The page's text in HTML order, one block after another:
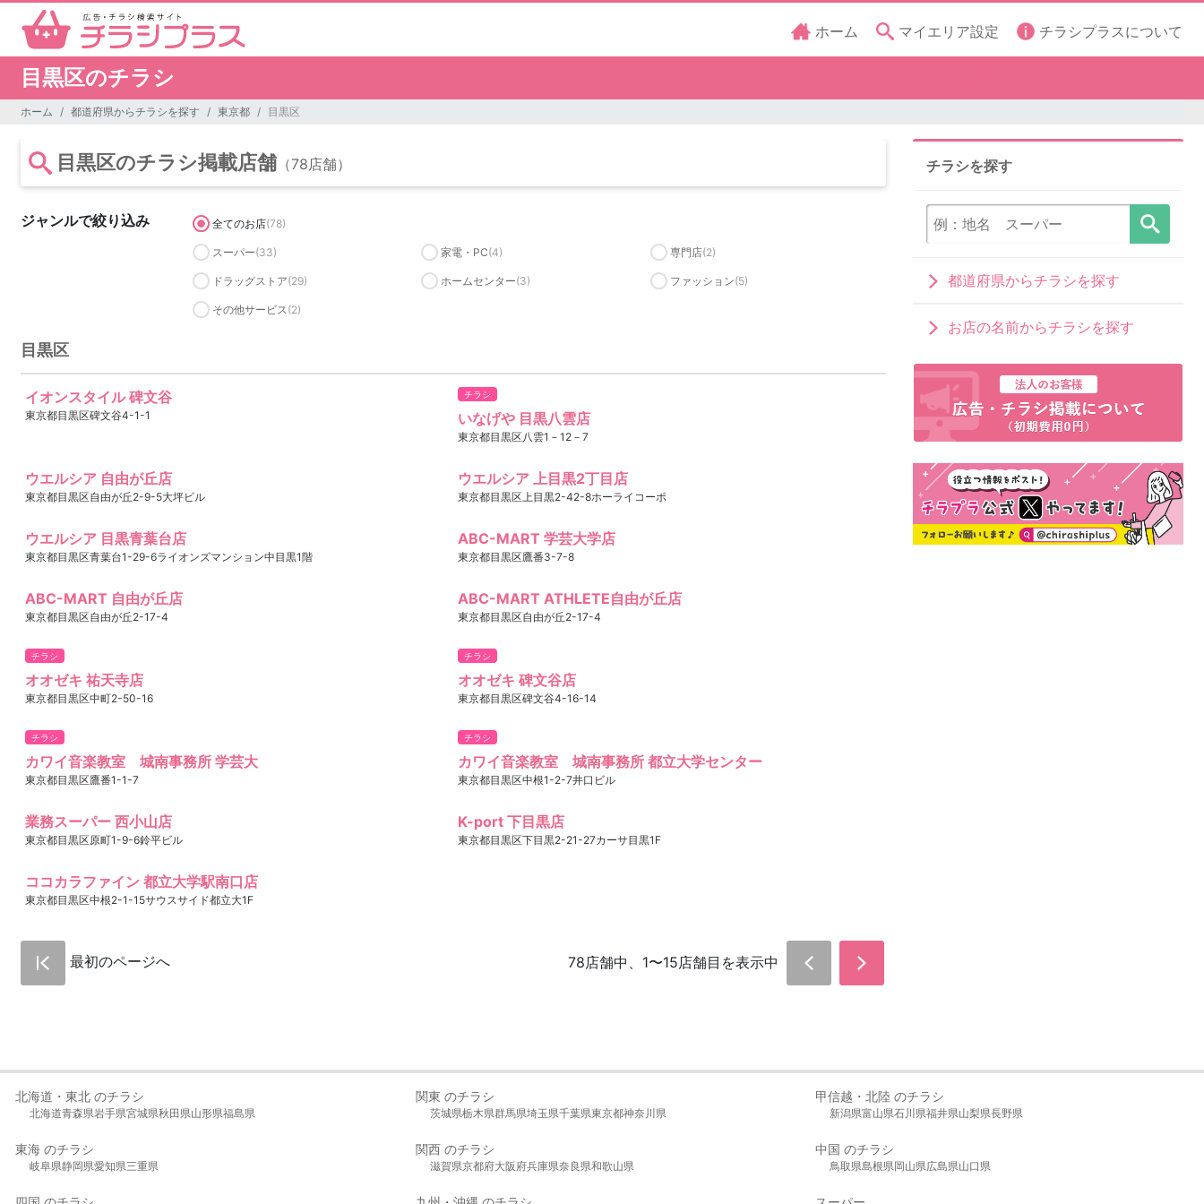
ホーム マイエリア設定 チラシプラスについて
目黒区のチラシ
ホーム 都道府県からチラシを探す 東京都 目黒区
目黒区のチラシ掲載店舗 （78店舗）
ジャンルで絞り込み 全てのお店(78)
スーパー(33) 家電・PC(4) 専門店(2)
ドラッグストア(29) ホームセンター(3) ファッション(5)
その他サービス(2)
目黒区
イオンスタイル 碑文谷
東京都目黒区碑文谷4-1-1
チラシ
いなげや 目黒八雲店
東京都目黒区八雲1－12－7
ウエルシア 自由が丘店
東京都目黒区自由が丘2-9-5大坪ビル
ウエルシア 上目黒2丁目店
東京都目黒区上目黒2-42-8ホーライコーポ
ウエルシア 目黒青葉台店
東京都目黒区青葉台1-29-6ライオンズマンション中目黒1階
ABC-MART 学芸大学店
東京都目黒区鷹番3-7-8
ABC-MART 自由が丘店
東京都目黒区自由が丘2-17-4
ABC-MART ATHLETE自由が丘店
東京都目黒区自由が丘2-17-4
チラシ
オオゼキ 祐天寺店
東京都目黒区中町2-50-16
チラシ
オオゼキ 碑文谷店
東京都目黒区碑文谷4-16-14
チラシ
カワイ音楽教室 城南事務所 学芸大
東京都目黒区鷹番1-1-7
チラシ
カワイ音楽教室 城南事務所 都立大学センター
東京都目黒区中根1-2-7井口ビル
業務スーパー 西小山店
東京都目黒区原町1-9-6鈴平ビル
K-port 下目黒店
東京都目黒区下目黒2-21-27カーサ目黒1F
ココカラファイン 都立大学駅南口店
東京都目黒区中根2-1-15サウスサイド都立大1F
最初のページへ 78店舗中、1〜15店舗目を表示中
チラシを探す
都道府県からチラシを探す
お店の名前からチラシを探す
北海道・東北 のチラシ
北海道青森県岩手県宮城県秋田県山形県福島県
関東 のチラシ
茨城県栃木県群馬県埼玉県千葉県東京都神奈川県
甲信越・北陸 のチラシ
新潟県富山県石川県福井県山梨県長野県
東海 のチラシ
岐阜県静岡県愛知県三重県
関西 のチラシ
滋賀県京都府大阪府兵庫県奈良県和歌山県
中国 のチラシ
鳥取県島根県岡山県広島県山口県